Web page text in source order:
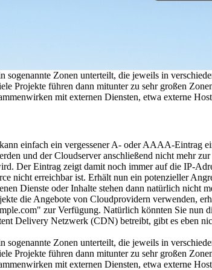
sogenannte Zonen unterteilt, die jeweils in
Projekte führen dann mitunter zu sehr großen
mit externen Diensten, etwa externe
einfach ein vergessener A- oder AAAA-Eintrag
und der Cloudserver anschließend nicht mehr
Der Eintrag zeigt damit noch immer auf die IP-
nicht erreichbar ist. Erhält nun ein potenzieller
Dienste oder Inhalte stehen dann natürlich nicht
die Angebote von Cloudprovidern verwenden,
zur Verfügung. Natürlich könnten Sie
Delivery Netzwerk (CDN) betreibt, gibt es eben
sogenannte Zonen unterteilt, die jeweils in
Projekte führen dann mitunter zu sehr großen
mit externen Diensten, etwa externe